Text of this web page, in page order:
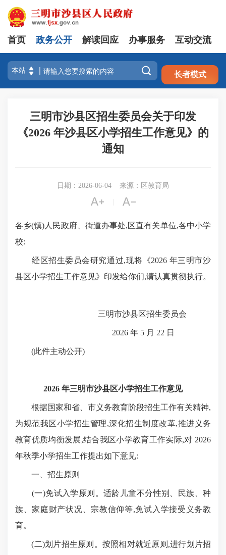
注册 登录
首页 政务公开 解读回应 办事服务 互动交流
 长者模式
三明市沙县区招生委员会关于印发
《2026 年沙县区小学招生工作意见》的
通知
日期：2026-06-04 来源：区教育局
 
各乡(镇)人民政府、街道办事处,区直有关单位,各中小学
校:
经区招生委员会研究通过,现将《2026 年三明市沙
县区小学招生工作意见》印发给你们,请认真贯彻执行。
三明市沙县区招生委员会
2026 年 5 月 22 日
(此件主动公开)
2026 年三明市沙县区小学招生工作意见
根据国家和省、市义务教育阶段招生工作有关精神,
为规范我区小学招生管理,深化招生制度改革,推进义务
教育优质均衡发展,结合我区小学教育工作实际,对 2026
年秋季小学招生工作提出如下意见:
一、招生原则
(一)免试入学原则。适龄儿童不分性别、民族、种
族、家庭财产状况、宗教信仰等,免试入学接受义务教
育。
(二)划片招生原则。按照相对就近原则,进行划片招